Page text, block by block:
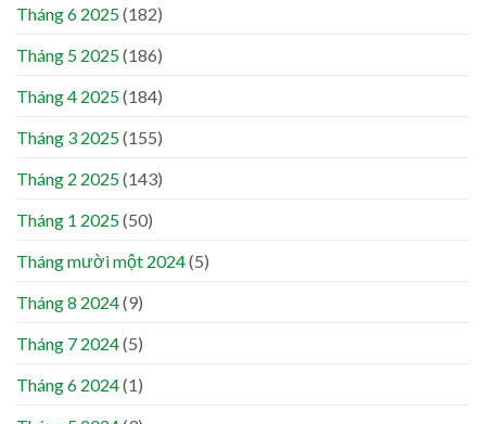
Tháng 6 2025(182)
Tháng 5 2025(186)
Tháng 4 2025(184)
Tháng 3 2025(155)
Tháng 2 2025(143)
Tháng 1 2025(50)
Tháng mười một 2024(5)
Tháng 8 2024(9)
Tháng 7 2024(5)
Tháng 6 2024(1)